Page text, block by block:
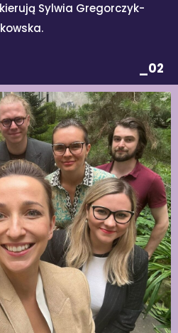
Sylwia Gregorczyk-
_02